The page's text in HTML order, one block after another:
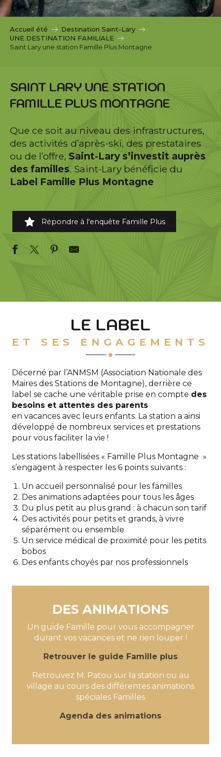
i
a
Accueil été
Destination Saint-Lary
UNE DESTINATION FAMILIALE
Saint Lary une station Famille Plus Montagne
SAINT LARY UNE STATION
FAMILLE PLUS MONTAGNE
Que ce soit au niveau des infrastructures,
des activités d’après-ski, des prestataires
ou de l’offre, Saint-Lary s’investit auprès
des familles. Saint-Lary bénéficie du
Label Famille Plus Montagne
Répondre à l'enquête Famille Plus
LE LABEL
ET SES ENGAGEMENTS
Décerné par l’ANMSM (Association Nationale des
Maires des Stations de Montagne), derrière ce
label se cache une véritable prise en compte des
besoins et attentes des parents
en vacances avec leurs enfants. La station a ainsi
développé de nombreux services et prestations
pour vous faciliter la vie !
Les stations labellisées « Famille Plus Montagne »
s’engagent à respecter les 6 points suivants :
Un accueil personnalisé pour les familles
Des animations adaptées pour tous les âges
Du plus petit au plus grand : à chacun son tarif
Des activités pour petits et grands, à vivre
séparément ou ensemble
Un service médical de proximité pour les petits
bobos
Des enfants choyés par nos professionnels
DES ANIMATIONS
Un guide Famille pour vous accompagner
durant vos vacances et ne rien louper !
Retrouver le guide Famille plus
Retrouvez M. Patou sur la station ou au
village au cours des différentes animations
spéciales Familles
Agenda des animations